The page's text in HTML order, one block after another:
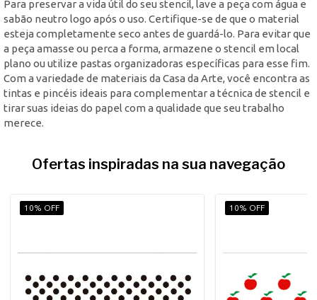
Para preservar a vida útil do seu stencil, lave a peça com água e
sabão neutro logo após o uso. Certifique-se de que o material
esteja completamente seco antes de guardá-lo. Para evitar que
a peça amasse ou perca a forma, armazene o stencil em local
plano ou utilize pastas organizadoras específicas para esse fim.
Com a variedade de materiais da Casa da Arte, você encontra as
tintas e pincéis ideais para complementar a técnica de stencil e
tirar suas ideias do papel com a qualidade que seu trabalho
merece.
Ofertas inspiradas na sua navegação
10% OFF 10% OFF